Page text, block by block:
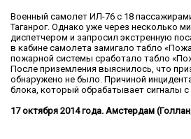
Военный самолет ИЛ-76 с 18
Таганрог. Однако уже через несколько
диспетчером и запросил экстренную
в кабине самолета замигало табло
пожарной системы сработало табло
После приземления выяснилось, что
обнаружено не было. Причиной
блока, который обрабатывает сигналы с
17 октября 2014 года. Амстердам